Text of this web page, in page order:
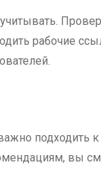
рабочие
подходить
вы